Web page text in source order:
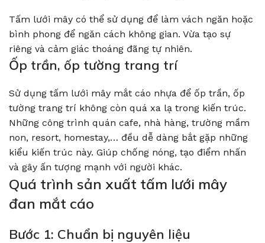
Tấm lưới mây có thể sử dụng để làm vách ngăn hoặc
bình phong để ngăn cách không gian. Vừa tạo sự
riêng và cảm giác thoáng đãng tự nhiên.
Ốp trần, ốp tường trang trí
Sử dụng tấm lưới mây mắt cáo nhựa để ốp trần, ốp
tường trang trí không còn quá xa lạ trong kiến trúc.
Những công trình quán cafe, nhà hàng, trường mầm
non, resort, homestay,… đều dễ dàng bắt gặp những
kiểu kiến trúc này. Giúp chống nóng, tạo điểm nhấn
và gây ấn tượng mạnh với người khác.
Quá trình sản xuất tấm lưới mây
đan mắt cáo
Bước 1: Chuẩn bị nguyên liệu